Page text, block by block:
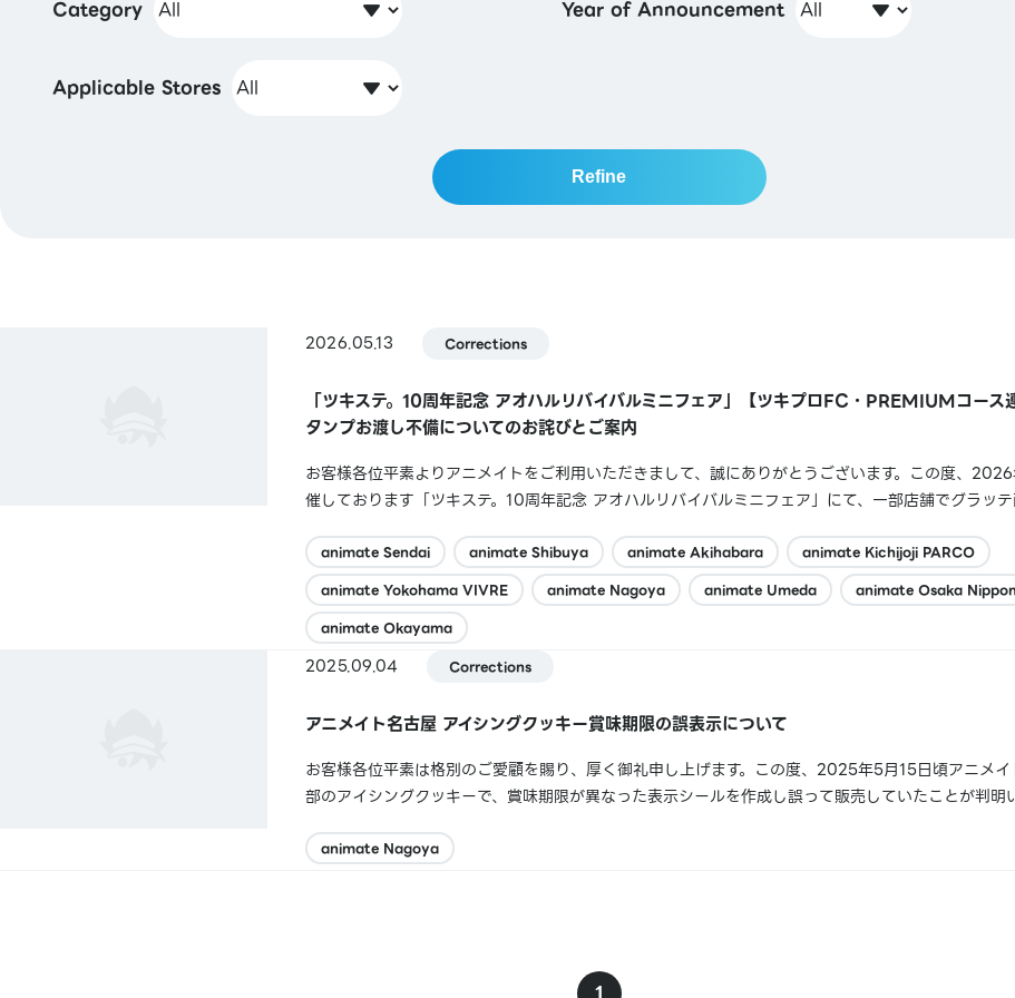
Category Year of Announcement
Applicable Stores
Refine
2026.05.13 Corrections
「ツキステ。10周年記念 アオハルリバイバルミニフェア」【ツキプロFC・PREMIUMコース
タンプお渡し不備についてのお詫びとご案内
お客様各位平素よりアニメイトをご利用いただきまして、誠にありがとうございます。この度、
催しております「ツキステ。10周年記念 アオハルリバイバルミニフェア」にて、一部店舗でグラッ
ました。お客様には多大なるご迷惑をおかけしましたこと、...
animate Sendai animate Shibuya animate Akihabara
animate Kichijoji PARCO
animate Yokohama VIVRE
animate Nagoya animate Umeda
animate Osaka
animate Okayama
2025.09.04 Corrections
アニメイト名古屋 アイシングクッキー賞味期限の誤表示について
お客様各位平素は格別のご愛顧を賜り、厚く御礼申し上げます。この度、2025年5月15日頃アニメ
部のアイシングクッキーで、賞味期限が異なった表示シールを作成し誤って販売していたことが判明
期限内にあり、万が一すでにお召し上がりになられた場合でも品質...
animate Nagoya